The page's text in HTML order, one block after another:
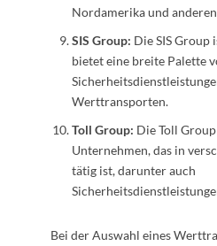
Nordamerika und
SIS Group: Die SIS Group
bietet eine breite Palette
Werttransporten.
Toll Group: Die Toll
Unternehmen, das in
tätig ist, darunter auch
Bei der Auswahl eines